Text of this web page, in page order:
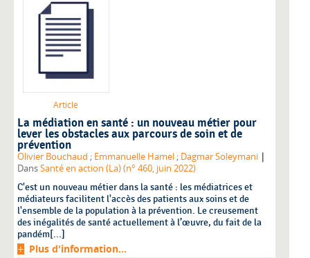
Article
La médiation en santé : un nouveau métier pour
lever les obstacles aux parcours de soin et de
prévention
Olivier Bouchaud ; Emmanuelle Hamel ; Dagmar Soleymani |
DansSanté en action (La) (n° 460, juin 2022)
C'est un nouveau métier dans la santé : les médiatrices et
médiateurs facilitent l'accès des patients aux soins et de
l'ensemble de la population à la prévention. Le creusement
des inégalités de santé actuellement à l’œuvre, du fait de la
pandém[...]
Plus d'information...